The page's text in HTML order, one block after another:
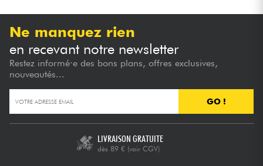
Ne manquez rien
en recevant notre newsletter
Restez informé·e des bons plans, offres exclusives,
nouveautés...
GO !
LIVRAISON GRATUITE
dès 89 € (voir CGV)